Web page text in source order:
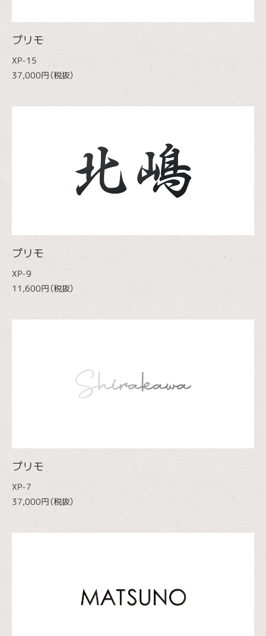
プリモ
XP-15
37,000円（税抜）
プリモ
XP-9
11,600円（税抜）
プリモ
XP-7
37,000円（税抜）